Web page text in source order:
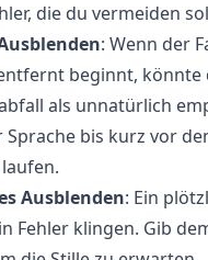
die du vermeiden
: Wenn der
beginnt, könnte
als unnatürlich
Sprache bis kurz vor
Ausblenden: Ein
Fehler klingen. Gib